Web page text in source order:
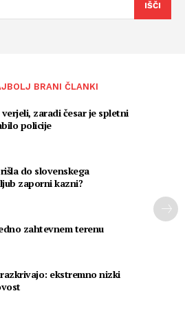
IŠČI
BRANI ČLANKI
zaradi česar je spletni
policije
do slovenskega
zaporni kazni?
zahtevnem terenu
ekstremno nizki